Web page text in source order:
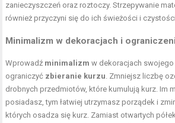
zanieczyszczeń oraz roztoczy. Strzepywanie
również przyczyni się do ich świeżości i
Minimalizm w dekoracjach i
Wprowadź minimalizm w dekoracjach
ograniczyć zbieranie kurzu. Zmniejsz liczbę
drobnych przedmiotów, które kumulują kurz. Im
posiadasz, tym łatwiej utrzymasz porządek i
których osadza się kurz. Zamiast otwartych